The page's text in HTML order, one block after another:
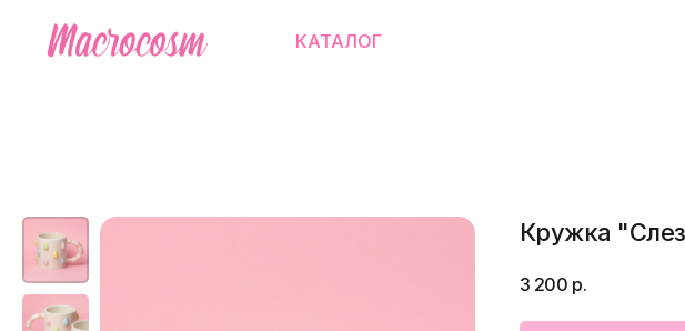
КАТАЛОГ
Кружка
3 200 р.